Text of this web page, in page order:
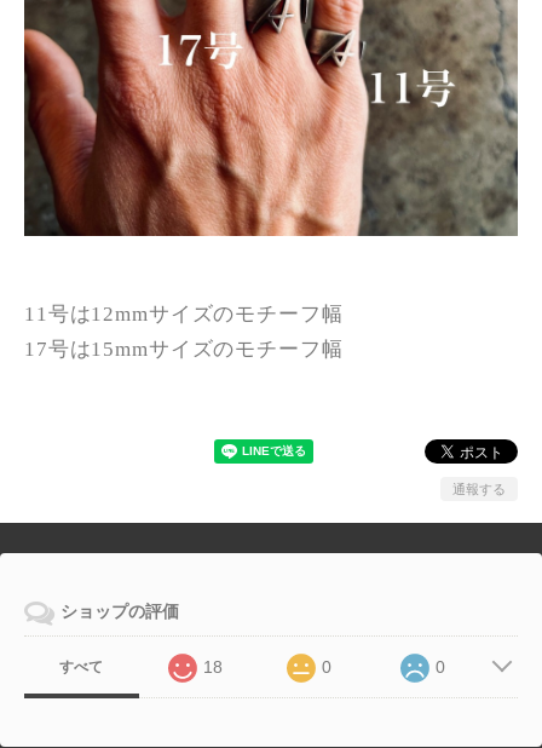
11号は12mmサイズのモチーフ幅
17号は15mmサイズのモチーフ幅
通報する
ショップの評価
すべて 18 0 0